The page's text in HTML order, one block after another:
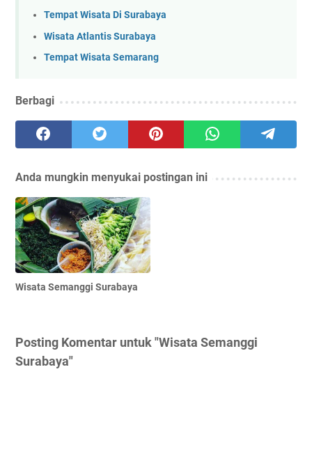
Tempat Wisata Di Surabaya
Wisata Atlantis Surabaya
Tempat Wisata Semarang
Berbagi
Anda mungkin menyukai postingan ini
Wisata Semanggi Surabaya
Posting Komentar untuk "Wisata Semanggi
Surabaya"